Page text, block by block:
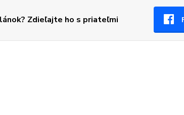
Zdieľajte ho s priateľmi